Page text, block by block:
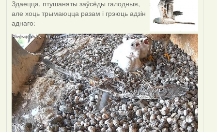
Здаецца, птушаняты заўсёды галодныя,
але хоць трымаюцца разам і грэюць адзін
аднаго: